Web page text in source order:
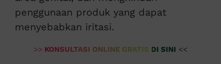
penggunaan produk yang dapat
menyebabkan iritasi.
>> KONSULTASI ONLINE GRATIS DI SINI <<